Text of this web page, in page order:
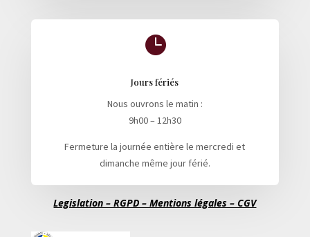

Jours fériés
Nous ouvrons le matin :
9h00 – 12h30
Fermeture la journée entière le mercredi et
dimanche même jour férié.
Legislation – RGPD – Mentions légales – CGV